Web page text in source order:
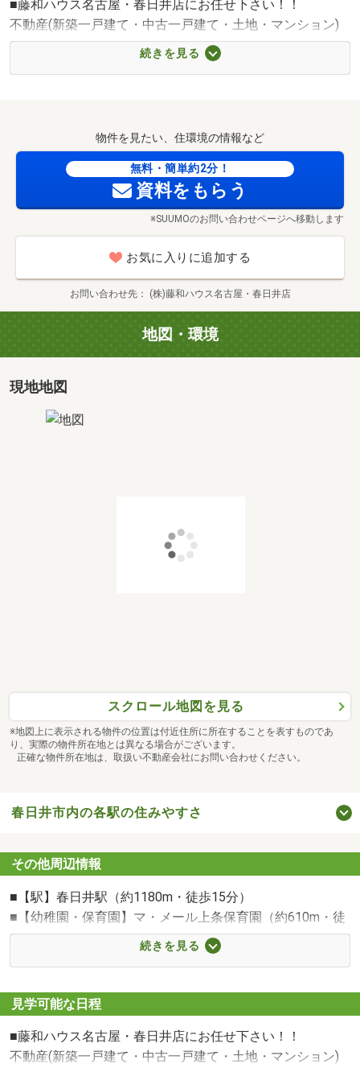
■藤和ハウス名古屋・春日井店にお任せ下さい！！
不動産(新築一戸建て・中古一戸建て・土地・マンション)
をお探しのお客様は、藤和ハウス名古屋・春日井店にお任
せ下さい。未公開情報なども多数ご用意しており、お客様
キッズスペースでは当店スタッフがお相手をするなど細か
く目配り。店舗にはおむつ交換台、お子さま用の椅子、チ
ャイルドシートなども用意しております。安心、快適な環
境でじっくり時間をかけて、お子さま連れでも住まい探し
■お車でのご来店もお気軽にどうぞ！
■住まいに関すること、何でもお気軽にご相談ください！
「私達の月々希望返済額内に収まるの？」
「自分たちの収入から借りられる限度額っていくらな
の・・？」
「金利優遇って何？どこの金融機関を利用するのがいい
お客様からのお問合せ・ご来店を
続きを見る
物件を見たい、住環境の情報など
無料・簡単約2分！
資料をもらう
※SUUMOのお問い合わせページへ移動します
お気に入りに追加する
お問い合わせ先 (株)藤和ハウス名古屋・春日井店
地図・環境
現地地図
スクロール地図を見る
※地図上に表示される物件の位置は付近住所に所在することを表すものであ
り、実際の物件所在地とは異なる場合がございます。
正確な物件所在地は、取扱い不動産会社にお問い合わせください。
春日井市内の各駅の住みやすさ
その他周辺情報
■【駅】春日井駅（約1180m・徒歩15分）
■【幼稚園・保育園】マ・メール上条保育園（約610m・徒
歩8分）
■【幼稚園・保育園】保育所王子園（約760m・徒歩10分）
■【中学校】春日井市立中部中学校（約2040m・徒歩26
分）
■【スーパー】Ｊマート（約780m・徒歩10分）
■【スーパー】ウオトク（約500m・徒歩7分）
続きを見る
見学可能な日程
■藤和ハウス名古屋・春日井店にお任せ下さい！！
不動産(新築一戸建て・中古一戸建て・土地・マンション)